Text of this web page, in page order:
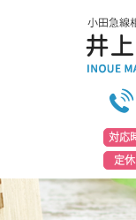
対応
定